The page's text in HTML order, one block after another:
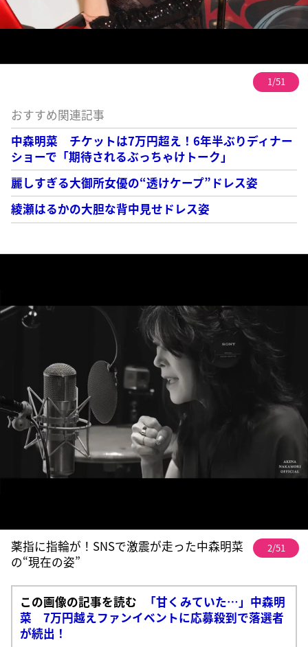
1/51
おすすめ関連記事
中森明菜 チケットは7万円超え！6年半ぶりディナー
ショーで「期待されるぶっちゃけトーク」
麗しすぎる大御所女優の“透けケープ”ドレス姿
綾瀬はるかの大胆な背中見せドレス姿
薬指に指輪が！SNSで激震が走った中森明菜
の“現在の姿”
2/51
この画像の記事を読む
「甘くみていた…」中森明
菜 7万円越えファンイベントに応募殺到で落選者
が続出！